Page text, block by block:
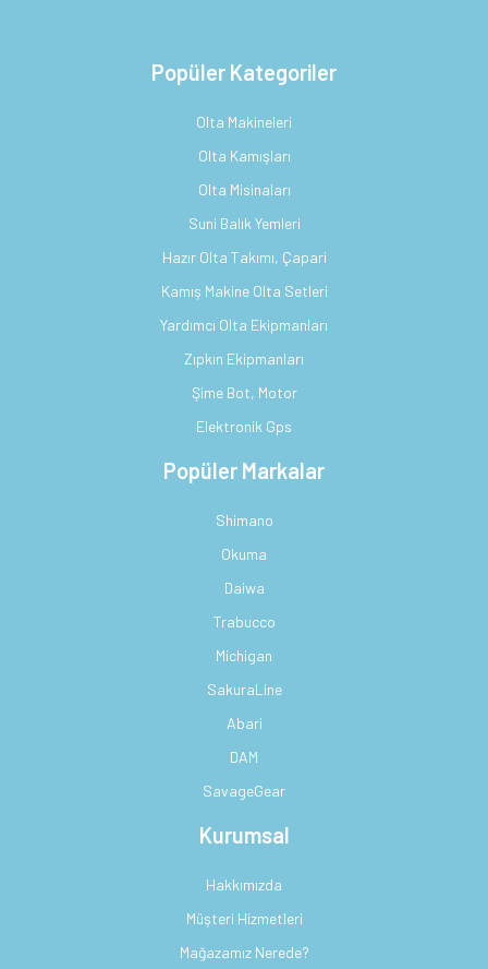
Popüler Kategoriler
Olta Makineleri
Olta Kamışları
Olta Misinaları
Suni Balık Yemleri
Hazır Olta Takımı, Çapari
Kamış Makine Olta Setleri
Yardımcı Olta Ekipmanları
Zıpkın Ekipmanları
Şime Bot, Motor
Elektronik Gps
Popüler Markalar
Shimano
Okuma
Daiwa
Trabucco
Michigan
SakuraLine
Abari
DAM
SavageGear
Kurumsal
Hakkımızda
Müşteri Hizmetleri
Mağazamız Nerede?